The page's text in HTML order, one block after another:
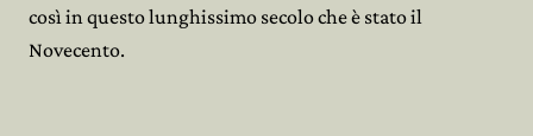
così in questo lunghissimo secolo che è stato il
Novecento.